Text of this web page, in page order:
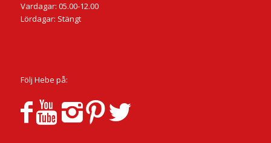
Vardagar: 05.00-12.00
Lördagar: Stängt
Följ Hebe på: